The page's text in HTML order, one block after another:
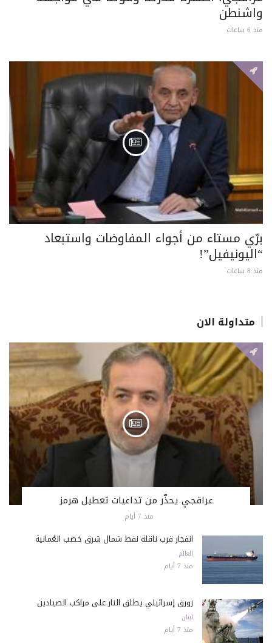
واشنطن
منذ 6 ساعات
برّي مستاء من أجواء المفاوضات واستبعاد
“اليونيفيل”!
منذ 8 ساعات
متداولة الان
عراقجي يحذّر من تداعيات تعطيل هرمز
منذ 7 أيام
انفجار قرب ناقلة نفط شمال شرق خصب العُمانية
العالم
منذ 7 أيام
زورق إسرائيلي يطلق النار على مراكب الصيادين
لبنان
منذ 7 أيام